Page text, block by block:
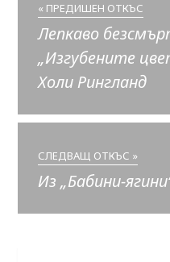
« ПРЕДИШЕН ОТКЪС
Лепкаво
„Изгубените
Холи Рингланд
СЛЕДВАЩ ОТКЪС »
Из „Бабини-